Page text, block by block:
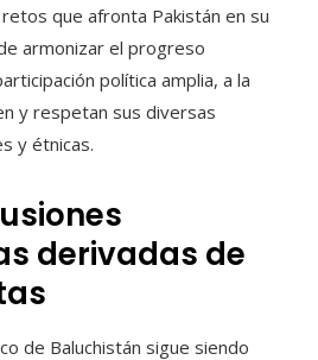
que afronta Pakistán en su
armonizar el progreso
política amplia, a la
y respetan sus diversas
y étnicas.
derivadas de
de Baluchistán sigue siendo